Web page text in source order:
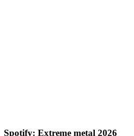
Spotify: Extreme metal 2026